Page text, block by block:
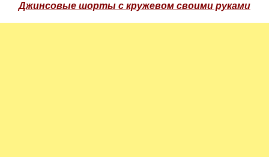
Джинсовые шорты с кружевом своими руками